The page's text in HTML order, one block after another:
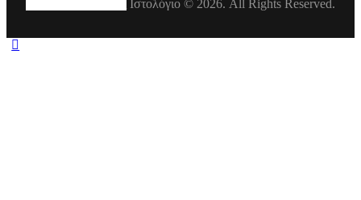
Ιστολόγιο © 2026. All Rights Reserved.